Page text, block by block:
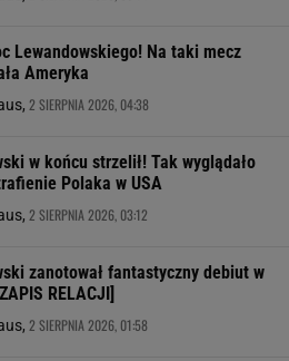
Lewandowskiego! Na taki mecz
Ameryka
2 SIERPNIA 2026, 04:38
w końcu strzelił! Tak wyglądało
Polaka w USA
2 SIERPNIA 2026, 03:12
zanotował fantastyczny debiut w
RELACJI]
2 SIERPNIA 2026, 01:58